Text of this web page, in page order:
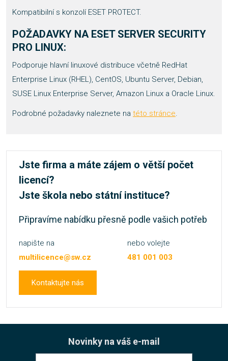
Kompatibilní s konzolí ESET PROTECT.
POŽADAVKY NA ESET SERVER SECURITY
PRO LINUX:
Podporuje hlavní linuxové distribuce včetně RedHat
Enterprise Linux (RHEL), CentOS, Ubuntu Server, Debian,
SUSE Linux Enterprise Server, Amazon Linux a Oracle Linux.
Podrobné požadavky naleznete na této stránce.
Jste firma a máte zájem o větší počet
licencí?
Jste škola nebo státní instituce?
Připravíme nabídku přesně podle vašich potřeb
napište na
multilicence@sw.cz
nebo volejte
481 001 003
Kontaktujte nás
Novinky na váš e-mail